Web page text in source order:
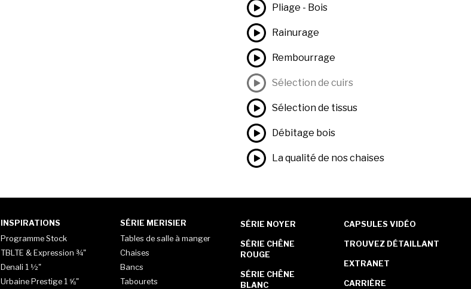
Pliage - Bois
Rainurage
Rembourrage
Sélection de cuirs
Sélection de tissus
Débitage bois
La qualité de nos chaises
INSPIRATIONS
Programme Stock
TBLTE & Expression ¾"
Denali 1 ½"
Urbaine Prestige 1 ⅝"
SÉRIE MERISIER
Tables de salle à manger
Chaises
Bancs
Tabourets
SÉRIE NOYER
SÉRIE CHÊNE
ROUGE
SÉRIE CHÊNE
BLANC
CAPSULES VIDÉO
TROUVEZ DÉTAILLANT
EXTRANET
CARRIÈRE